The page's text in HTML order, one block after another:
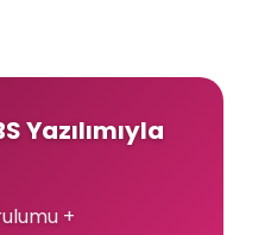
Yazılımıyla
+